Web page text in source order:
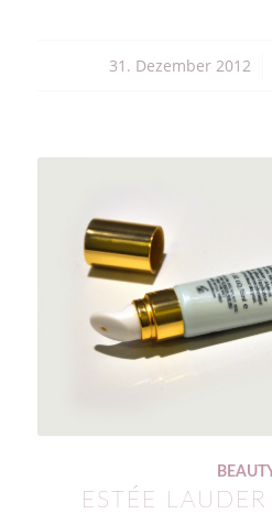
31. Dezember 2012
/
ESTÉE